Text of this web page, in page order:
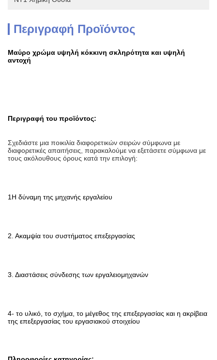
Περιγραφή Προϊόντος
Μαύρο χρώμα υψηλή κόκκινη σκληρότητα και υψηλή
αντοχή
Περιγραφή του προϊόντος:
Σχεδιάστε μια ποικιλία διαφορετικών σειρών σύμφωνα με
διαφορετικές απαιτήσεις, παρακαλούμε να εξετάσετε σύμφωνα με
τους ακόλουθους όρους κατά την επιλογή:
1Η δύναμη της μηχανής εργαλείου
2. Ακαμψία του συστήματος επεξεργασίας
3. Διαστάσεις σύνδεσης των εργαλειομηχανών
4- το υλικό, το σχήμα, το μέγεθος της επεξεργασίας και η ακρίβεια
της επεξεργασίας του εργασιακού στοιχείου